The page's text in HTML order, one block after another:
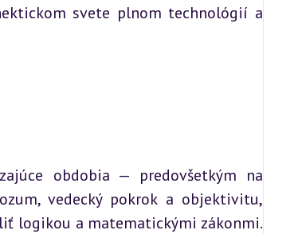
svete plnom technológií a
obdobia — predovšetkým na
vedecký pokrok a objektivitu,
logikou a matematickými zákonmi.